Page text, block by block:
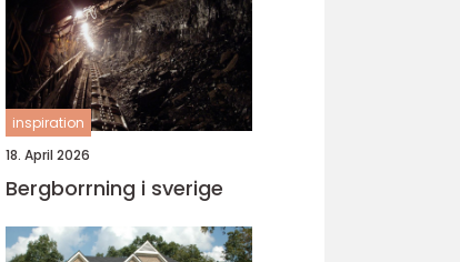
inspiration
18. April 2026
Bergborrning i sverige